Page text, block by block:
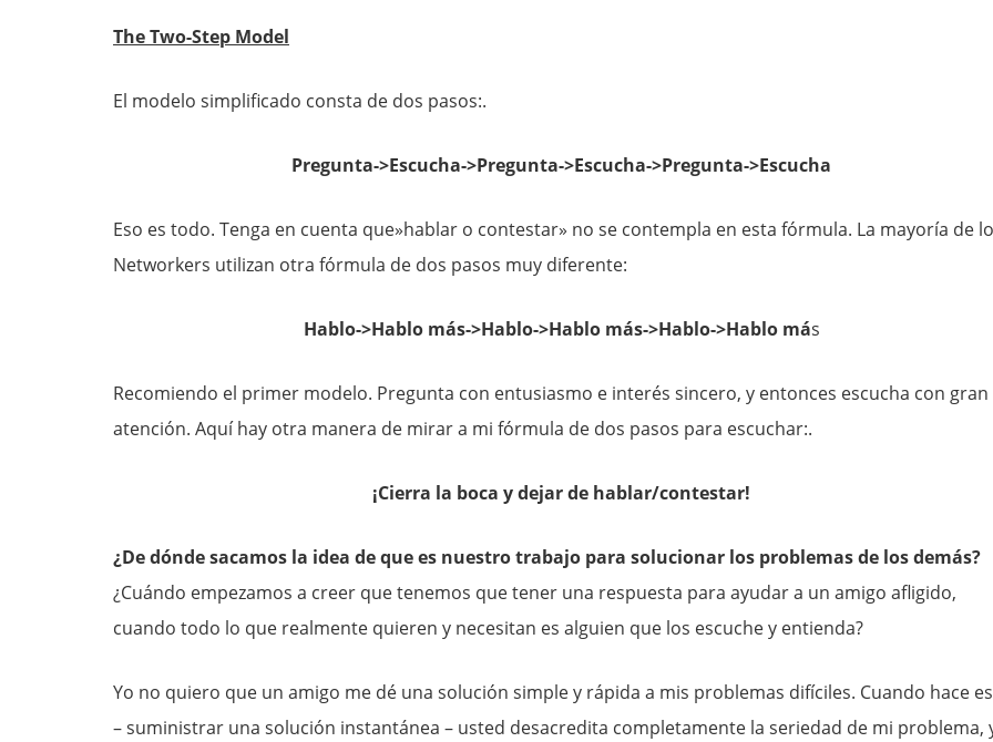
The Two-Step Model
El modelo simplificado consta de dos pasos:.
Pregunta->Escucha->Pregunta->Escucha->Pregunta->Escucha
Eso es todo. Tenga en cuenta que»hablar o contestar» no se contempla en esta fórmula. La mayoría de
Networkers utilizan otra fórmula de dos pasos muy diferente:
Hablo->Hablo más->Hablo->Hablo más->Hablo->Hablo más
Recomiendo el primer modelo. Pregunta con entusiasmo e interés sincero, y entonces escucha con gran
atención. Aquí hay otra manera de mirar a mi fórmula de dos pasos para escuchar:.
¡Cierra la boca y dejar de hablar/contestar!
¿De dónde sacamos la idea de que es nuestro trabajo para solucionar los problemas de los demás?
¿Cuándo empezamos a creer que tenemos que tener una respuesta para ayudar a un amigo afligido,
cuando todo lo que realmente quieren y necesitan es alguien que los escuche y entienda?
Yo no quiero que un amigo me dé una solución simple y rápida a mis problemas difíciles. Cuando hace
– suministrar una solución instantánea – usted desacredita completamente la seriedad de mi problema,